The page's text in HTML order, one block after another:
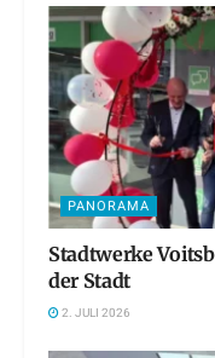
PANORAMA
Stadtwerke
der Stadt
2. JULI 2026